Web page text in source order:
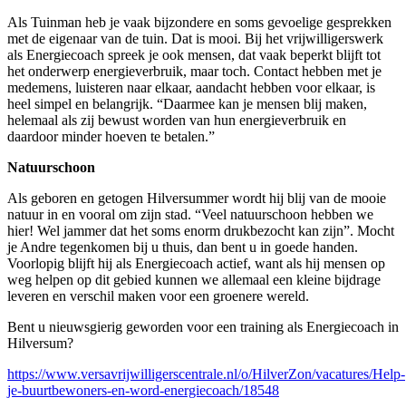
Als Tuinman heb je vaak bijzondere en soms gevoelige gesprekken
met de eigenaar van de tuin. Dat is mooi. Bij het vrijwilligerswerk
als Energiecoach spreek je ook mensen, dat vaak beperkt blijft tot
het onderwerp energieverbruik, maar toch. Contact hebben met je
medemens, luisteren naar elkaar, aandacht hebben voor elkaar, is
heel simpel en belangrijk. “Daarmee kan je mensen blij maken,
helemaal als zij bewust worden van hun energieverbruik en
daardoor minder hoeven te betalen.”
Natuurschoon
Als geboren en getogen Hilversummer wordt hij blij van de mooie
natuur in en vooral om zijn stad. “Veel natuurschoon hebben we
hier! Wel jammer dat het soms enorm drukbezocht kan zijn”. Mocht
je Andre tegenkomen bij u thuis, dan bent u in goede handen.
Voorlopig blijft hij als Energiecoach actief, want als hij mensen op
weg helpen op dit gebied kunnen we allemaal een kleine bijdrage
leveren en verschil maken voor een groenere wereld.
Bent u nieuwsgierig geworden voor een training als Energiecoach in
Hilversum?
https://www.versavrijwilligerscentrale.nl/o/HilverZon/vacatures/Help-
je-buurtbewoners-en-word-energiecoach/18548